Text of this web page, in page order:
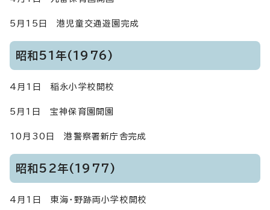
5月15日 港児童交通遊園完成
昭和51年(1976)
4月1日 稲永小学校開校
5月1日 宝神保育園開園
10月30日 港警察署新庁舎完成
昭和52年(1977)
4月1日 東海・野跡両小学校開校